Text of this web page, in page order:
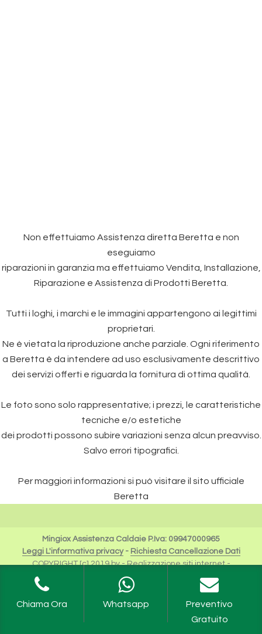
Non effettuiamo Assistenza diretta Beretta e non
eseguiamo
riparazioni in garanzia ma effettuiamo Vendita, Installazione,
Riparazione e Assistenza di Prodotti Beretta.
Tutti i loghi, i marchi e le immagini appartengono ai legittimi
proprietari.
Ne è vietata la riproduzione anche parziale. Ogni riferimento
a Beretta è da intendere ad uso esclusivamente descrittivo
dei servizi offerti e riguarda la fornitura di ottima qualità.
Le foto sono solo rappresentative; i prezzi, le caratteristiche
tecniche e/o estetiche
dei prodotti possono subire variazioni senza alcun preavviso.
Salvo errori tipografici.
Per maggiori informazioni si può visitare il sito ufficiale
Beretta
Mingiox Assistenza Caldaie P.Iva: 09947000965
Leggi L'informativa privacy- Richiesta Cancellazione Dati
COPYRIGHT [c] 2019 by -Realizzazione siti internet-
Solution Group Communication
Siti Roma
I Riferimenti a Beretta sono da intendersi esclusivamente
per scopi descrittivi dei servizi offerti.
Chiama Ora Whatsapp
Preventivo
Gratuito